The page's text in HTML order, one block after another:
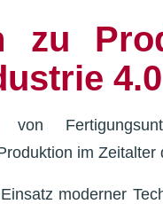
zu
4.0
von
im Zeitalter
moderner